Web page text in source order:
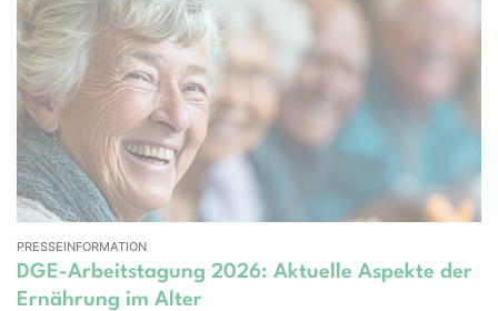
PRESSEINFORMATION
DGE-Arbeitstagung 2026: Aktuelle Aspekte der
Ernährung im Alter